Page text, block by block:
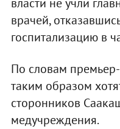
власти не учли
врачей,
госпитализацию в
По словам
таким образом
сторонников
медучреждения.